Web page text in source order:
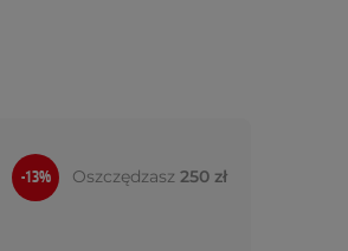
-13% Oszczędzasz 250 zł